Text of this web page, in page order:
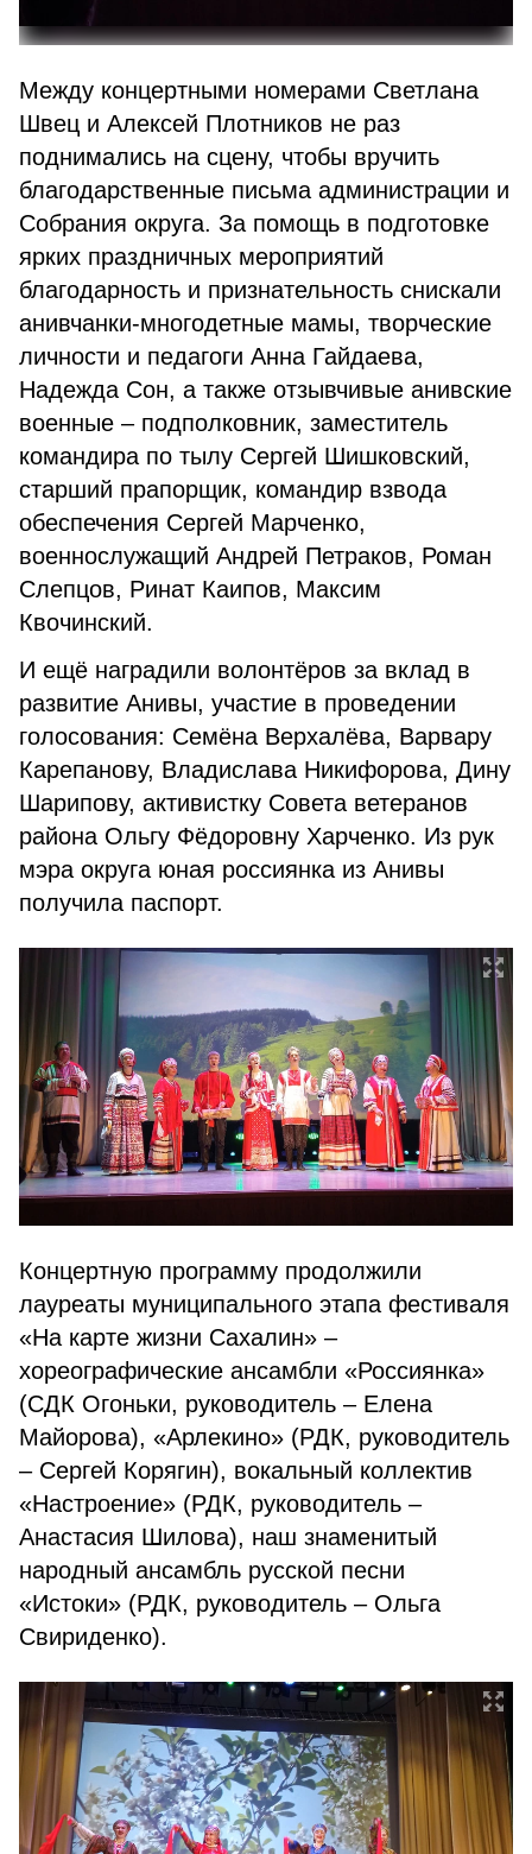
Между концертными номерами Светлана
Швец и Алексей Плотников не раз
поднимались на сцену, чтобы вручить
благодарственные письма администрации и
Собрания округа. За помощь в подготовке
ярких праздничных мероприятий
благодарность и признательность снискали
анивчанки-многодетные мамы, творческие
личности и педагоги Анна Гайдаева,
Надежда Сон, а также отзывчивые анивские
военные – подполковник, заместитель
командира по тылу Сергей Шишковский,
старший прапорщик, командир взвода
обеспечения Сергей Марченко,
военнослужащий Андрей Петраков, Роман
Слепцов, Ринат Каипов, Максим
Квочинский.
И ещё наградили волонтёров за вклад в
развитие Анивы, участие в проведении
голосования: Семёна Верхалёва, Варвару
Карепанову, Владислава Никифорова, Дину
Шарипову, активистку Совета ветеранов
района Ольгу Фёдоровну Харченко. Из рук
мэра округа юная россиянка из Анивы
получила паспорт.
Концертную программу продолжили
лауреаты муниципального этапа фестиваля
«На карте жизни Сахалин» –
хореографические ансамбли «Россиянка»
(СДК Огоньки, руководитель – Елена
Майорова), «Арлекино» (РДК, руководитель
– Сергей Корягин), вокальный коллектив
«Настроение» (РДК, руководитель –
Анастасия Шилова), наш знаменитый
народный ансамбль русской песни
«Истоки» (РДК, руководитель – Ольга
Свириденко).